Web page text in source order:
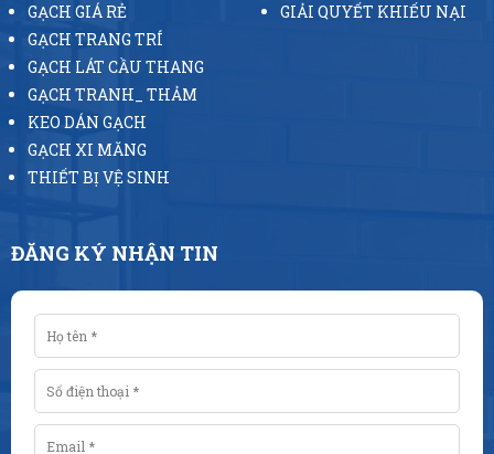
GẠCH GIÁ RẺ
GẠCH TRANG TRÍ
GẠCH LÁT CẦU THANG
GẠCH TRANH_ THẢM
KEO DÁN GẠCH
GẠCH XI MĂNG
THIẾT BỊ VỆ SINH
GIẢI QUYẾT KHIẾU NẠI
ĐĂNG KÝ NHẬN TIN